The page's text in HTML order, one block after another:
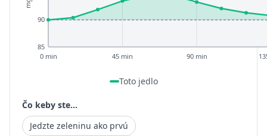
85
90
0 min 45 min 90 min
Toto jedlo
Čo keby ste...
Jedzte zeleninu ako prvú